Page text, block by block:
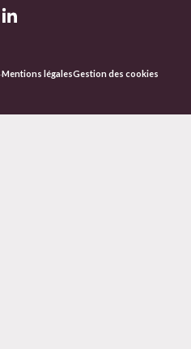
Mentions légalesGestion des cookies